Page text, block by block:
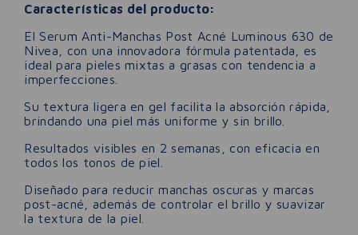
Características del producto:
El Serum Anti-Manchas Post Acné Luminous 630 de
Nivea, con una innovadora fórmula patentada, es
ideal para pieles mixtas a grasas con tendencia a
imperfecciones.
Su textura ligera en gel facilita la absorción rápida,
brindando una piel más uniforme y sin brillo.
Resultados visibles en 2 semanas, con eficacia en
todos los tonos de piel.
Diseñado para reducir manchas oscuras y marcas
post-acné, además de controlar el brillo y suavizar
la textura de la piel.